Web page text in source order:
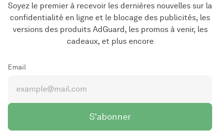
Soyez le premier à recevoir les dernières nouvelles sur la
confidentialité en ligne et le blocage des publicités, les
versions des produits AdGuard, les promos à venir, les
cadeaux, et plus encore
Email
S'abonner